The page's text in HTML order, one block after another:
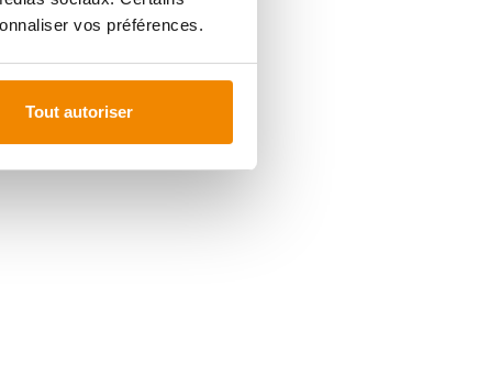
vos préférences.
Tout autoriser